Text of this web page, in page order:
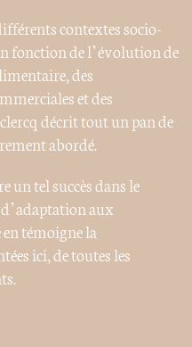
contextes socio-
fonction de l’évolution de
des
et des
décrit tout un pan de
abordé.
un tel succès dans le
aux
témoigne la
ici, de toutes les